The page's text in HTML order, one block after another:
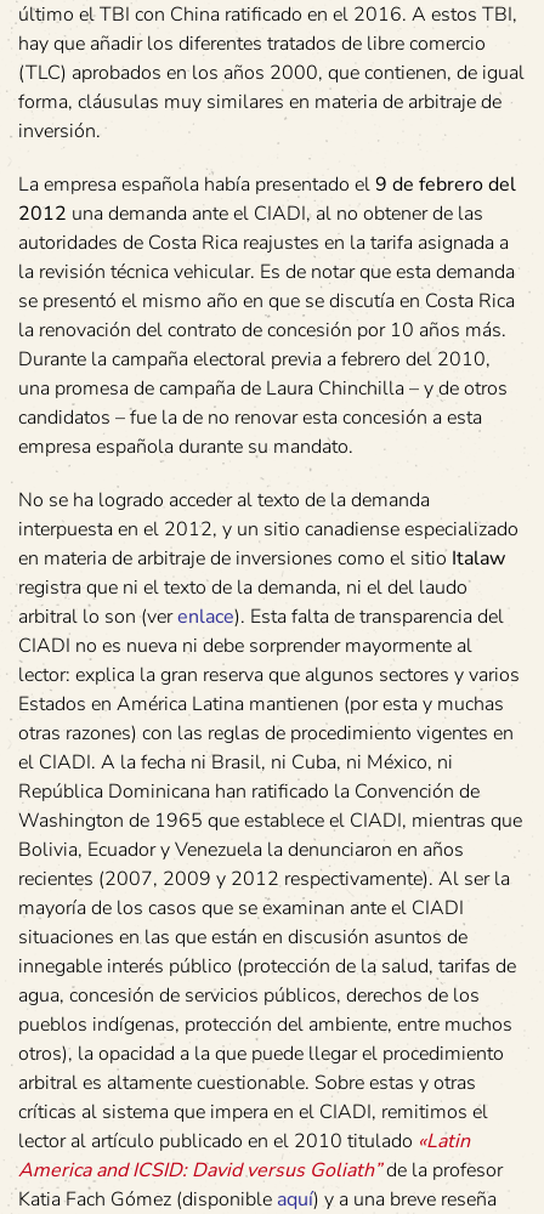
último el TBI con China ratificado en el 2016. A estos TBI,
hay que añadir los diferentes tratados de libre comercio
(TLC) aprobados en los años 2000, que contienen, de igual
forma, cláusulas muy similares en materia de arbitraje de
inversión.
La empresa española había presentado el9 de febrero del
2012 una demanda ante el CIADI, al no obtener de las
autoridades de Costa Rica reajustes en la tarifa asignada a
la revisión técnica vehicular. Es de notar que esta demanda
se presentó el mismo año en que se discutía en Costa Rica
la renovación del contrato de concesión por 10 años más.
Durante la campaña electoral previa a febrero del 2010,
una promesa de campaña de Laura Chinchilla – y de otros
candidatos – fue la de no renovar esta concesión a esta
empresa española durante su mandato.
No se ha logrado acceder al texto de la demanda
interpuesta en el 2012, y un sitio canadiense especializado
en materia de arbitraje de inversiones como el sitio Italaw
registra que ni el texto de la demanda, ni el del laudo
arbitral lo son (verenlace). Esta falta de transparencia del
CIADI no es nueva ni debe sorprender mayormente al
lector: explica la gran reserva que algunos sectores y varios
Estados en América Latina mantienen (por esta y muchas
otras razones) con las reglas de procedimiento vigentes en
el CIADI. A la fecha ni Brasil, ni Cuba, ni México, ni
República Dominicana han ratificado la Convención de
Washington de 1965 que establece el CIADI, mientras que
Bolivia, Ecuador y Venezuela la denunciaron en años
recientes (2007, 2009 y 2012 respectivamente). Al ser la
mayoría de los casos que se examinan ante el CIADI
situaciones en las que están en discusión asuntos de
innegable interés público (protección de la salud, tarifas de
agua, concesión de servicios públicos, derechos de los
pueblos indígenas, protección del ambiente, entre muchos
otros), la opacidad a la que puede llegar el procedimiento
arbitral es altamente cuestionable. Sobre estas y otras
críticas al sistema que impera en el CIADI, remitimos el
lector al artículo publicado en el 2010 titulado «Latin
America and ICSID: David versus Goliath”de la profesor
Katia Fach Gómez (disponible aquí) y a una breve reseña